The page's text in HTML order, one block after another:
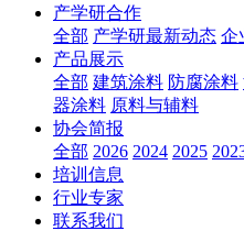
产学研合作
全部 产学研最新动态 企
产品展示
全部 建筑涂料 防腐涂料
器涂料 原料与辅料
协会简报
全部 2026 2024 2025
培训信息
行业专家
联系我们